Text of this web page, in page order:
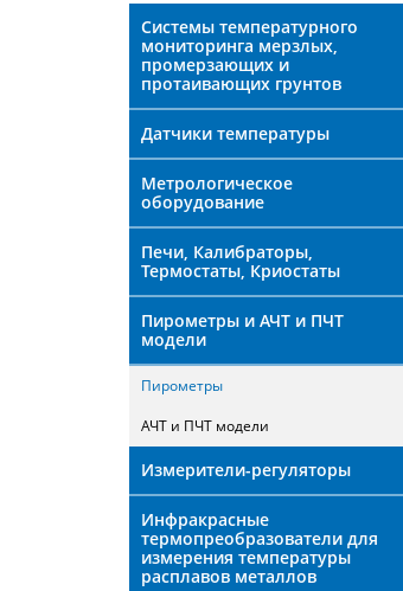
Системы температурного
мониторинга мерзлых,
промерзающих и
протаивающих грунтов
Датчики температуры
Метрологическое
оборудование
Печи, Калибраторы,
Термостаты, Криостаты
Пирометры и АЧТ и ПЧТ
модели
Пирометры
АЧТ и ПЧТ модели
Измерители-регуляторы
Инфракрасные
термопреобразователи для
измерения температуры
расплавов металлов